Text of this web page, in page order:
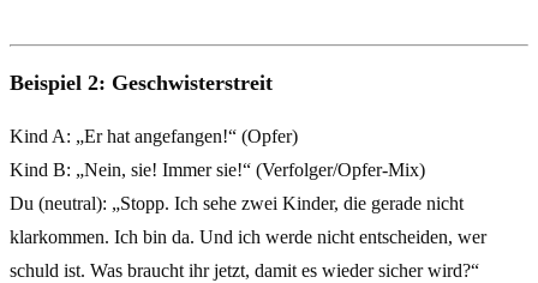
Beispiel 2: Geschwisterstreit
Kind A: „Er hat angefangen!“ (Opfer)
Kind B: „Nein, sie! Immer sie!“ (Verfolger/Opfer-Mix)
Du (neutral): „Stopp. Ich sehe zwei Kinder, die gerade nicht
klarkommen. Ich bin da. Und ich werde nicht entscheiden, wer
schuld ist. Was braucht ihr jetzt, damit es wieder sicher wird?“